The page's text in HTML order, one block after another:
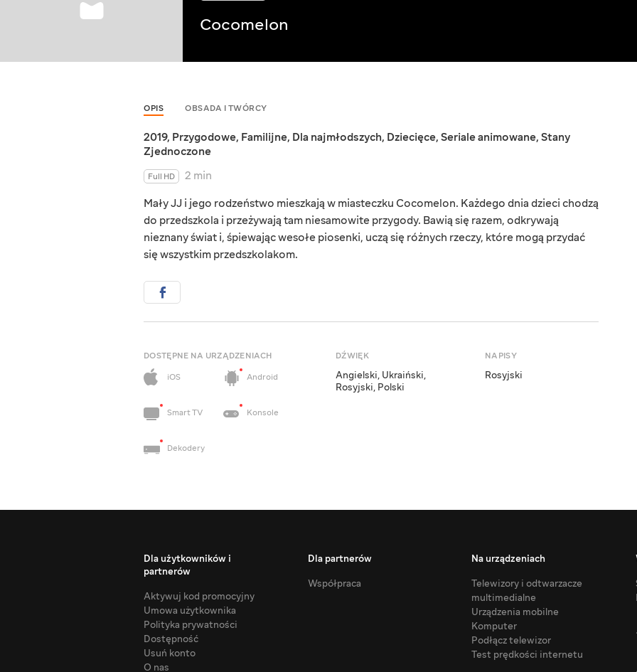
Cocomelon
OPIS OBSADA I TWÓRCY
2019, Przygodowe, Familijne, Dla najmłodszych, Dziecięce, Seriale animowane, Stany
Zjednoczone
Full HD
2 min
Mały JJ i jego rodzeństwo mieszkają w miasteczku Cocomelon. Każdego dnia dzieci chodzą
do przedszkola i przeżywają tam niesamowite przygody. Bawią się razem, odkrywają
nieznany świat i, śpiewając wesołe piosenki, uczą się różnych rzeczy, które mogą przydać
się wszystkim przedszkolakom.
DOSTĘPNE NA URZĄDZENIACH
iOS
Android
Smart TV Konsole
Dekodery
DŹWIĘK
Angielski, Ukraiński,
Rosyjski, Polski
NAPISY
Rosyjski
Dla użytkowników i
partnerów
Aktywuj kod promocyjny
Umowa użytkownika
Polityka prywatności
Dostępność
Usuń konto
O nas
Dla partnerów
Współpraca
Na urządzeniach
Telewizory i odtwarzacze
multimedialne
Urządzenia mobilne
Komputer
Podłącz telewizor
Test prędkości internetu